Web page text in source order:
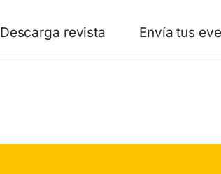
Descarga revista Envía tus